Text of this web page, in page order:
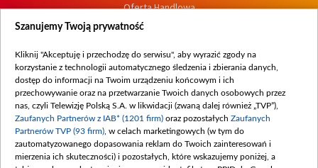
Oferta Handlowa
Dostępność
Procedura zgłoszeń wewnętrznych
Szanujemy Twoją prywatność
Kliknij "Akceptuję i przechodzę do serwisu", aby wyrazić zgody na
korzystanie z technologii automatycznego śledzenia i zbierania danych,
dostęp do informacji na Twoim urządzeniu końcowym i ich
przechowywanie oraz na przetwarzanie Twoich danych osobowych przez
nas, czyli Telewizję Polską S.A. w likwidacji (zwaną dalej również „TVP”),
Zaufanych Partnerów z IAB* (1201 firm) oraz pozostałych Zaufanych
Partnerów TVP (93 firm) , w celach marketingowych (w tym do
zautomatyzowanego dopasowania reklam do Twoich zainteresowań i
mierzenia ich skuteczności) i pozostałych, które wskazujemy poniżej, a